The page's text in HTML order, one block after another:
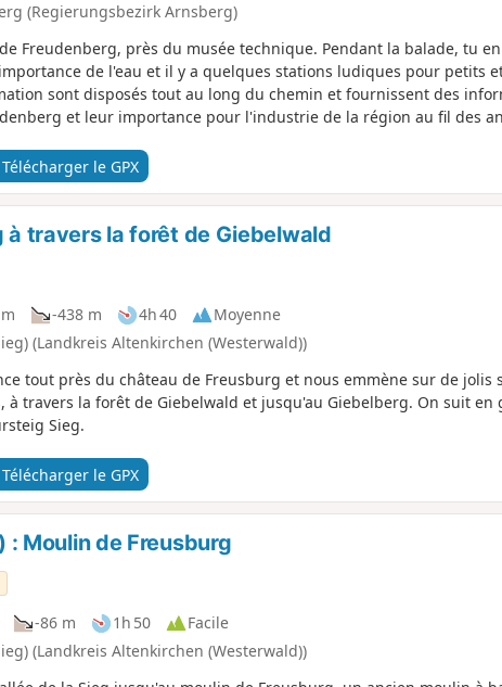
(Regierungsbezirk Arnsberg)
Freudenberg, près du musée technique. Pendant la balade, tu en
de l'eau et il y a quelques stations ludiques pour petits
sont disposés tout au long du chemin et fournissent des
et leur importance pour l'industrie de la région au fil des
Télécharger le GPX
à travers la forêt de Giebelwald
-438 m 4h 40
Moyenne
(Landkreis Altenkirchen (Westerwald))
tout près du château de Freusburg et nous emmène sur de jolis
à travers la forêt de Giebelwald et jusqu'au Giebelberg. On suit en
Sieg.
Télécharger le GPX
: Moulin de Freusburg
-86 m 1h 50
Facile
(Landkreis Altenkirchen (Westerwald))